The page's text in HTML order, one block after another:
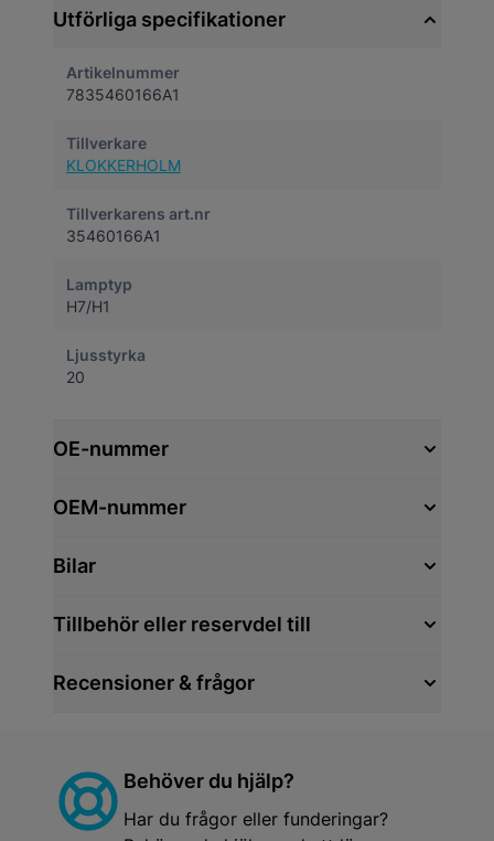
Utförliga specifikationer
Artikelnummer
7835460166A1
Tillverkare
KLOKKERHOLM
Tillverkarens art.nr
35460166A1
Lamptyp
H7/H1
Ljusstyrka
20
OE-nummer
OEM-nummer
Bilar
Tillbehör eller reservdel till
Recensioner & frågor
Behöver du hjälp?
Har du frågor eller funderingar?